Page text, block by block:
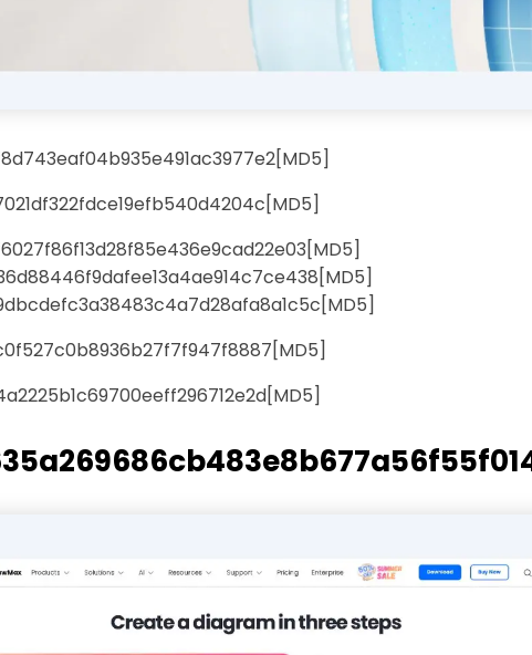
Wondershare
EdrawMax
・ 操作簡單直覺，Visio 的最佳替代方案
・ 內建 40 多種 AI 圖表生成器與工具
・ 深度整合 Nano Banana Pro
(AI